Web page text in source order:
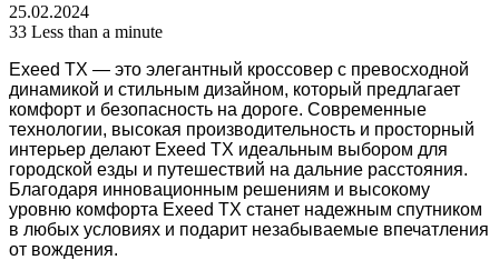
25.02.2024
33 Less than a minute
Exeed TX — это элегантный кроссовер с превосходной
динамикой и стильным дизайном, который предлагает
комфорт и безопасность на дороге. Современные
технологии, высокая производительность и просторный
интерьер делают Exeed TX идеальным выбором для
городской езды и путешествий на дальние расстояния.
Благодаря инновационным решениям и высокому
уровню комфорта Exeed TX станет надежным спутником
в любых условиях и подарит незабываемые впечатления
от вождения.